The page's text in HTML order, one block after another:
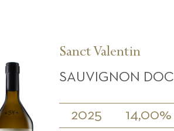
Sanct Valentin
SAUVIGNON DOC
2025 14,00%